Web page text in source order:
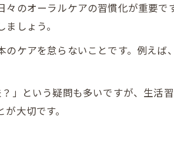
のオーラルケアの習慣化が重要
しょう。
ケアを怠らないことです。例え
」という疑問も多いですが、生活
大切です。